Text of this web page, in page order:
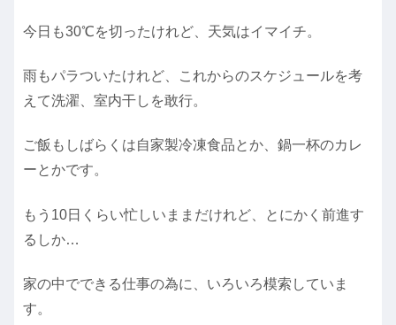
今日も30℃を切ったけれど、天気はイマイチ。
雨もパラついたけれど、これからのスケジュールを考
えて洗濯、室内干しを敢行。
ご飯もしばらくは自家製冷凍食品とか、鍋一杯のカレ
ーとかです。
もう10日くらい忙しいままだけれど、とにかく前進す
るしか…
家の中でできる仕事の為に、いろいろ模索していま
す。